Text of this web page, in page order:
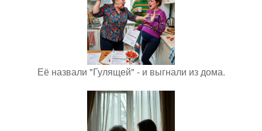
Её назвали "Гулящей" - и выгнали из дома.